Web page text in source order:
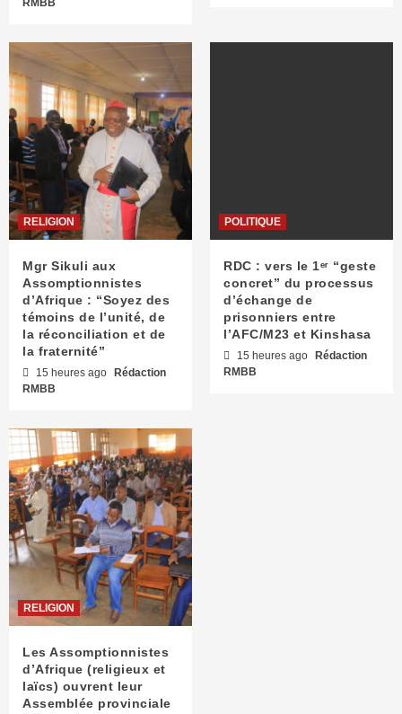
RMBB
RELIGION
Mgr Sikuli aux
Assomptionnistes
d’Afrique : “Soyez des
témoins de l’unité, de
la réconciliation et de
la fraternité”
15 heures ago
Rédaction
RMBB
POLITIQUE
RDC : vers le 1ᵉʳ “geste
concret” du processus
d’échange de
prisonniers entre
l’AFC/M23 et Kinshasa
15 heures ago
Rédaction
RMBB
RELIGION
Les Assomptionnistes
d’Afrique (religieux et
laïcs) ouvrent leur
Assemblée provinciale